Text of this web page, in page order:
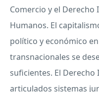
Comercio y el
Humanos. El
político y económico
transnacionales se
suficientes. El
articulados sistemas